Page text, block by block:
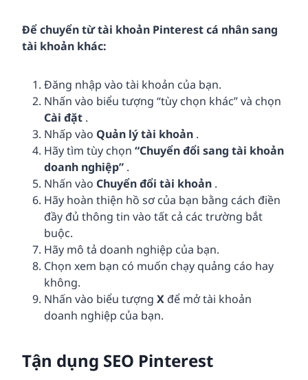
Để chuyển từ tài khoản Pinterest cá nhân sang
tài khoản khác:
Đăng nhập vào tài khoản của bạn.
Nhấn vào biểu tượng “tùy chọn khác” và chọn
Cài đặt .
Nhấp vào Quản lý tài khoản .
Hãy tìm tùy chọn “Chuyển đổi sang tài khoản
doanh nghiệp” .
Nhấn vào Chuyển đổi tài khoản .
Hãy hoàn thiện hồ sơ của bạn bằng cách điền
đầy đủ thông tin vào tất cả các trường bắt
buộc.
Hãy mô tả doanh nghiệp của bạn.
Chọn xem bạn có muốn chạy quảng cáo hay
không.
Nhấn vào biểu tượng X để mở tài khoản
doanh nghiệp của bạn.
Tận dụng SEO Pinterest